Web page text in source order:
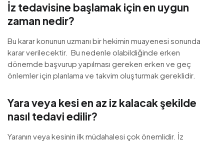
İz tedavisine başlamak için en uygun
zaman nedir?
Bu karar konunun uzmanı bir hekimin muayenesi sonunda
karar verilecektir. Bu nedenle olabildiğinde erken
dönemde başvurup yapılması gereken erken ve geç
önlemler için planlama ve takvim oluşturmak gereklidir.
Yara veya kesi en az iz kalacak şekilde
nasıl tedavi edilir?
Yaranın veya kesinin ilk müdahalesi çok önemlidir. İz